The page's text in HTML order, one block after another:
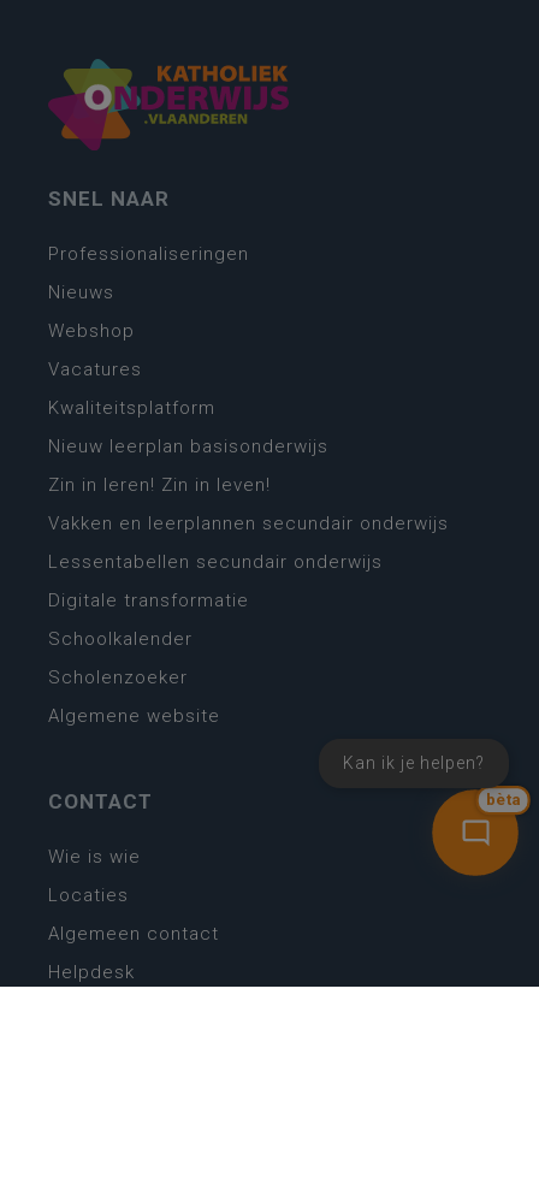
bèta
Kan ik je helpen?
SNEL NAAR
Professionaliseringen
Nieuws
Webshop
Vacatures
Kwaliteitsplatform
Nieuw leerplan basisonderwijs
Zin in leren! Zin in leven!
Vakken en leerplannen secundair onderwijs
Lessentabellen secundair onderwijs
Digitale transformatie
Schoolkalender
Scholenzoeker
Algemene website
CONTACT
Wie is wie
Locaties
Algemeen contact
Helpdesk